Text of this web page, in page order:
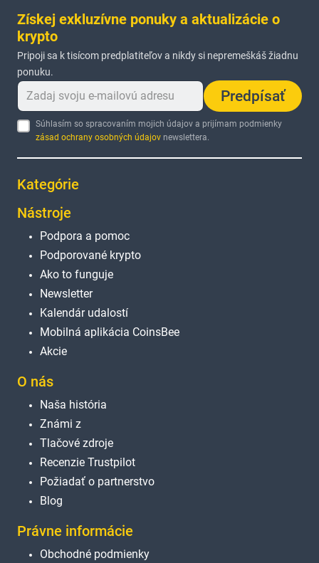
Získej exkluzívne ponuky a aktualizácie o
krypto
Pripoji sa k tisícom predplatiteľov a nikdy si nepremeškáš žiadnu
ponuku.
Predpísať
Súhlasím so spracovaním mojich údajov a prijímam podmienky
zásad ochrany osobných údajov newslettera.
Kategórie
Nástroje
Podpora a pomoc
Podporované krypto
Ako to funguje
Newsletter
Kalendár udalostí
Mobilná aplikácia CoinsBee
Akcie
O nás
Naša história
Známi z
Tlačové zdroje
Recenzie Trustpilot
Požiadať o partnerstvo
Blog
Právne informácie
Obchodné podmienky